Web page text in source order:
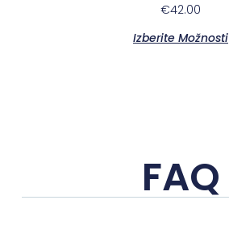
€42.00
Izberite Možnosti
FAQ